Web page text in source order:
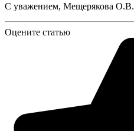
С уважением, Мещерякова О.В.
Оцените статью